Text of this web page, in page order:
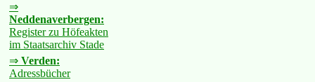
⇒
Neddenaverbergen:
Register zu Höfeakten
im Staatsarchiv Stade
⇒ Verden:
Adressbücher